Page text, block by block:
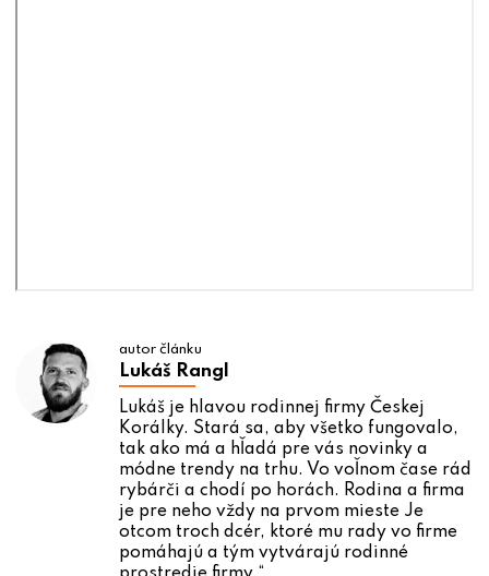
autor článku
Lukáš Rangl
Lukáš je hlavou rodinnej firmy Českej
Korálky. Stará sa, aby všetko fungovalo,
tak ako má a hľadá pre vás novinky a
módne trendy na trhu. Vo voľnom čase rád
rybárči a chodí po horách. Rodina a firma
je pre neho vždy na prvom mieste Je
otcom troch dcér, ktoré mu rady vo firme
pomáhajú a tým vytvárajú rodinné